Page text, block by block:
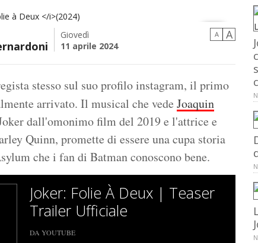
Giovedì
11 aprile 2024
A A
stesso sul suo profilo instagram, il primo
arrivato. Il musical che vede Joaquin
dall'omonimo film del 2019 e l'attrice e
Quinn, promette di essere una cupa storia
che i fan di Batman conoscono bene.
Joker: Folie À Deux | Teaser
Trailer Ufficiale
DA YOUTUBE